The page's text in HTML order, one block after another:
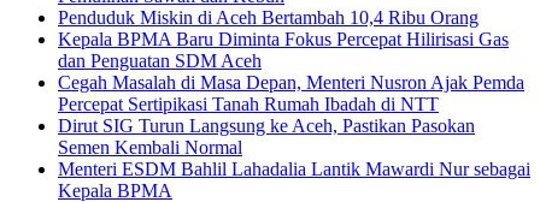
Penduduk Miskin di Aceh Bertambah 10,4 Ribu Orang
Kepala BPMA Baru Diminta Fokus Percepat Hilirisasi Gas
dan Penguatan SDM Aceh
Cegah Masalah di Masa Depan, Menteri Nusron Ajak Pemda
Percepat Sertipikasi Tanah Rumah Ibadah di NTT
Dirut SIG Turun Langsung ke Aceh, Pastikan Pasokan
Semen Kembali Normal
Menteri ESDM Bahlil Lahadalia Lantik Mawardi Nur sebagai
Kepala BPMA